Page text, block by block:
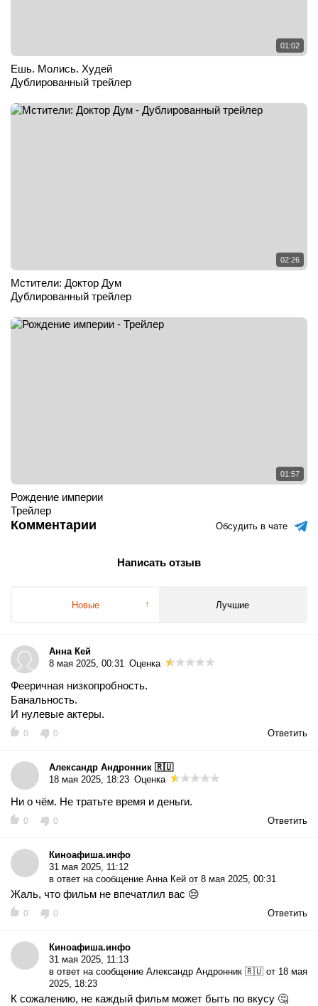
Комментарии Обсудить в чате
Новые Лучшие
Написать отзыв
Анна Кей
8 мая 2025, 00:31 Оценка
Фееричная низкопробность.
Банальность.
И нулевые актеры.
0 0 Ответить
Александр Андронник 🇷🇺
18 мая 2025, 18:23 Оценка
Ни о чём. Не тратьте время и деньги.
0 0 Ответить
Киноафиша.инфо
31 мая 2025, 11:12
в ответ на сообщение Анна Кей от 8 мая 2025, 00:31
Жаль, что фильм не впечатлил вас 😔
0 0 Ответить
Киноафиша.инфо
31 мая 2025, 11:13
в ответ на сообщение Александр Андронник 🇷🇺 от 18 мая
2025, 18:23
К сожалению, не каждый фильм может быть по вкусу 🤔
01:02
Ешь. Молись. Худей
Дублированный трейлер
02:26
Мстители: Доктор Дум
Дублированный трейлер
01:57
Рождение империи
Трейлер